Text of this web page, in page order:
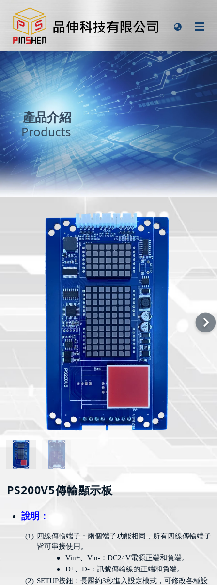
產品介紹
Products
PS200V5傳輸顯示板
說明：
(1) 四線傳輸端子：兩個端子功能相同，所有四線傳輸端子
皆可串接使用。
●
Vin+、 Vin-： DC24V電源正端和負端。
●
D+、 D-：訊號傳輸線的正端和負端。
(2) SETUP按鈕：長壓約3秒進入設定模式，可修改各種設